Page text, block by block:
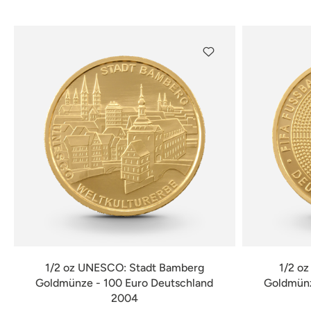
1/2 oz UNESCO: Stadt Bamberg
Goldmünze - 100 Euro Deutschland
2004
1/2